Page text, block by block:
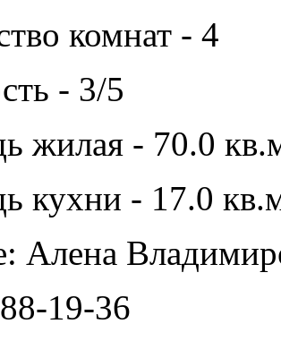
комнат - 4
- 3/5
жилая - 70.0
кухни - 17.0
Алена
19-36